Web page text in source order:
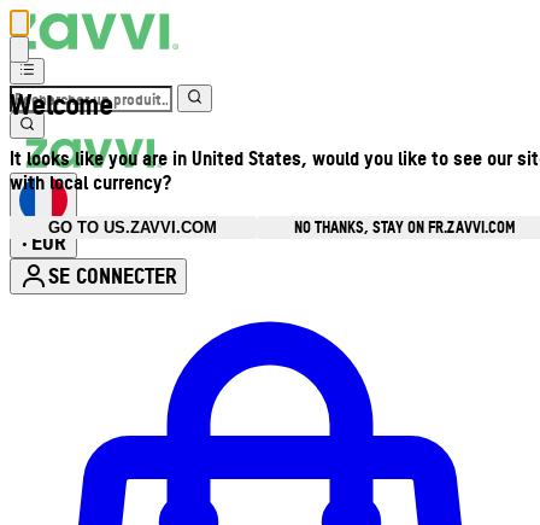
Welcome
It looks like you are in United States, would you like to see our
with local currency?
GO TO US.ZAVVI.COM
NO THANKS, STAY ON FR.ZAVVI.COM
• EUR
SE CONNECTER